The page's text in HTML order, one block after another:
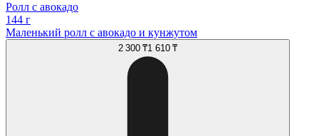
Ролл с авокадо
144 г
Маленький ролл с авокадо и кунжутом
2 300 ₸1 610 ₸